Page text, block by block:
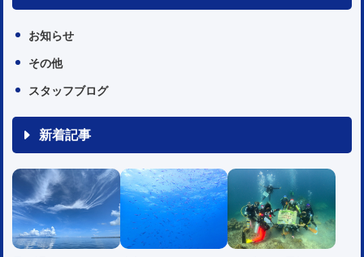
お知らせ
その他
スタッフブログ
新着記事